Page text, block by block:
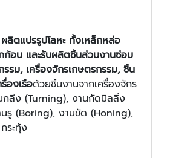
ลิตแปรรูปโลหะ ทั้งเหล็กหล่อ
ก้อน และรับผลิตชิ้นส่วนงานซ่อม
รม, เครื่องจักรเกษตรกรรม, ชิ้น
องเรือด้วยชิ้นงานจากเครื่องจักร
กลึง (Turning), งานกัดมิลลิ่ง
รู (Boring), งานขัด (Honing),
ระทุ้ง